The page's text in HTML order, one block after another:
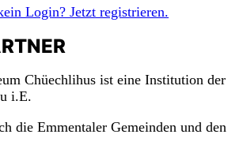
Login? Jetzt registrieren.
Chüechlihus ist eine Institution der
i.E.
die Emmentaler Gemeinden und den